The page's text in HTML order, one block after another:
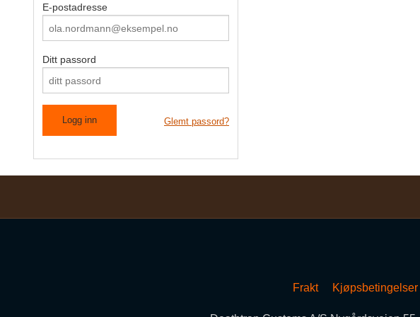
E-postadresse
Ditt passord
Glemt passord?
Frakt Kjøpsbetingelser